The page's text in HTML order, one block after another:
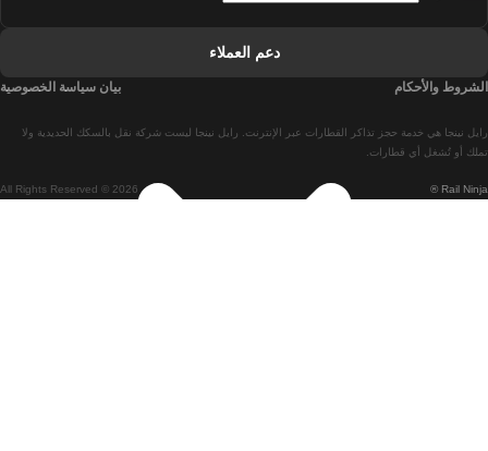
قطارات من مدريد إلى برشلونة Rail Ninja ®
All Rights Reserved © 2026
رايل نينجا هي خدمة حجز تذاكر القطارات عبر الإنترنت. رايل نينجا ليست شركة نقل بالسكك الحديدية ولا
تملك أو تُشغل أي قطارات.
دعم العملاء
الشروط والأحكام بيان سياسة الخصوصية